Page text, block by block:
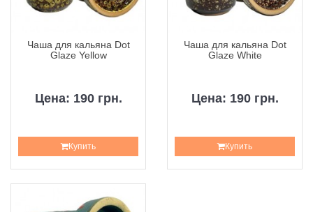
Чаша для кальяна Dot
Glaze Yellow
Цена: 190 грн.
Купить
Чаша для кальяна Dot
Glaze White
Цена: 190 грн.
Купить